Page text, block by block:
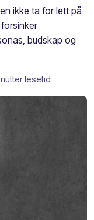
ikke ta for lett på
budskap og
lesetid